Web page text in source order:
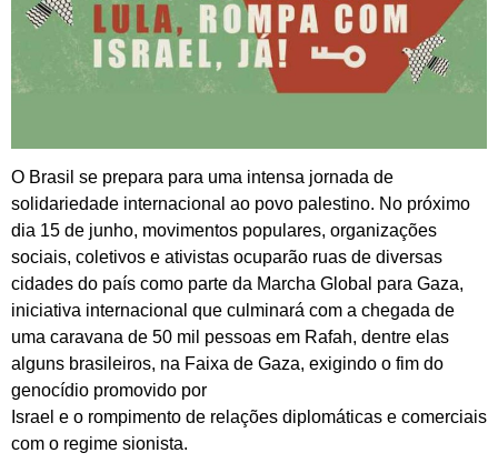
O Brasil se prepara para uma intensa jornada de
solidariedade internacional ao povo palestino. No próximo
dia 15 de junho, movimentos populares, organizações
sociais, coletivos e ativistas ocuparão ruas de diversas
cidades do país como parte da Marcha Global para Gaza,
iniciativa internacional que culminará com a chegada de
uma caravana de 50 mil pessoas em Rafah, dentre elas
alguns brasileiros, na Faixa de Gaza, exigindo o fim do
genocídio promovido por
Israel e o rompimento de relações diplomáticas e comerciais
com o regime sionista.